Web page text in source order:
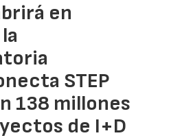
en
STEP
138 millones
de I+D